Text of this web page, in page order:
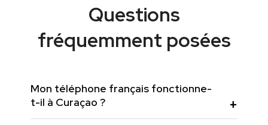
Questions
fréquemment posées
Mon téléphone français fonctionne-
t-il à Curaçao ?